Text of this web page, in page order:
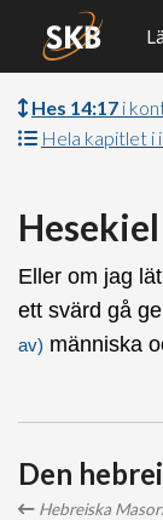
Hes 14:17 i
Hela kapitlet i
Eller om jag
ett svärd gå
av) människa
Den
Hebreiska